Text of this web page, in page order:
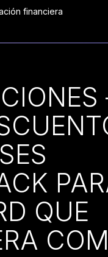
financiera
QUE